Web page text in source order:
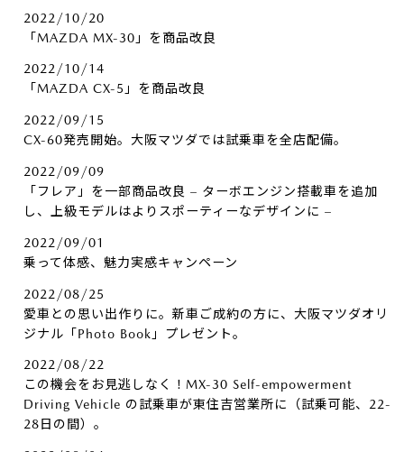
2022/10/20
「MAZDA MX-30」を商品改良
2022/10/14
「MAZDA CX-5」を商品改良
2022/09/15
CX-60発売開始。大阪マツダでは試乗車を全店配備。
2022/09/09
「フレア」を一部商品改良 – ターボエンジン搭載車を追加
し、上級モデルはよりスポーティーなデザインに –
2022/09/01
乗って体感、魅力実感キャンペーン
2022/08/25
愛車との思い出作りに。新車ご成約の方に、大阪マツダオリ
ジナル「Photo Book」プレゼント。
2022/08/22
この機会をお見逃しなく！MX-30 Self-empowerment
Driving Vehicle の試乗車が東住吉営業所に（試乗可能、22-
28日の間）。